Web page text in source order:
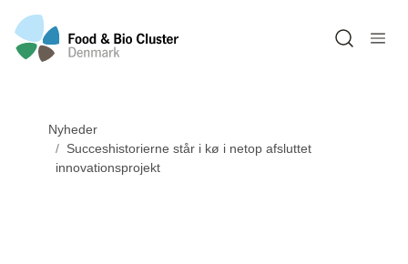
Nyheder
Succeshistorierne står i kø i netop afsluttet
innovationsprojekt